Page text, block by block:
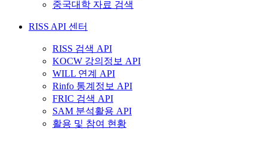
중국대학 자료 검색
RISS API 센터
RISS 검색 API
KOCW 강의정보 API
WILL 연계 API
Rinfo 통계정보 API
FRIC 검색 API
SAM 분석활용 API
활용 및 참여 현황